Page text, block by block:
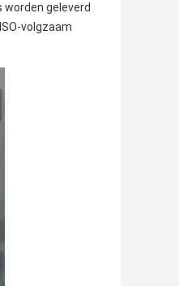
geleverd
volgzaam